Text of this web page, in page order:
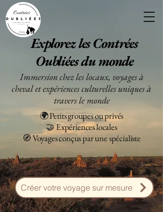
Explorez les Contrées
Oubliées du monde
Immersion chez les locaux, voyages à
cheval et expériences culturelles uniques à
travers le monde
🌍 Petits groupes ou privés
🤝 Expériences locales
🧭 Voyages conçus par une spécialiste
Créer votre voyage sur mesure